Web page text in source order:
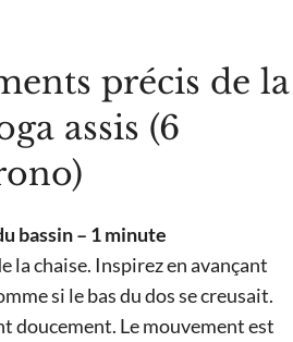
précis de la
assis (6
bassin – 1 minute
la chaise. Inspirez en avançant
si le bas du dos se creusait.
doucement. Le mouvement est